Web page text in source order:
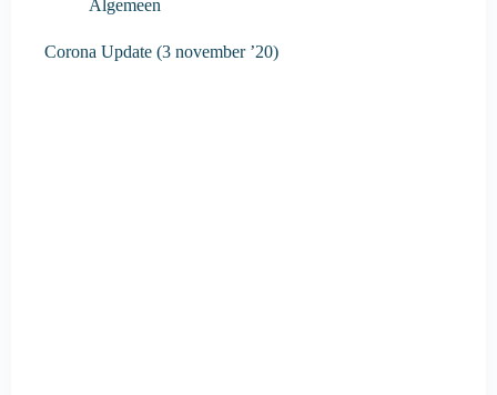
Algemeen
Corona Update (3 november ’20)